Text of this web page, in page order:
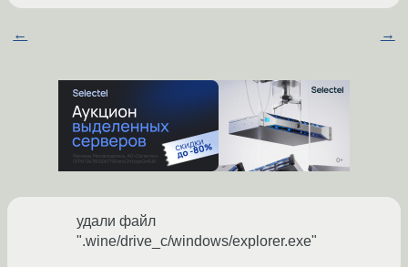
← →
удали файл
".wine/drive_c/windows/explorer.exe"